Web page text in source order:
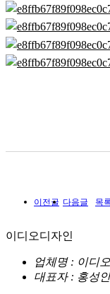
이전글 다음글 목
이디오디자인
업체명 : 이디
대표자 : 홍성안